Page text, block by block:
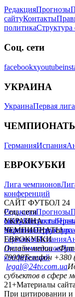
РедакцияПрогнозы
сайтуКонтакты
политикаСтруктура
Соц. сети
facebookxyoutube
УКРАИНА
УкраинаПервая лига
ГерманияИспания
ЕВРОКУБКИ
Лига чемпионов
конференций
САЙТ ФУТБОЛ 24
РедакцияПрогнозы
сайтуКонтакты
политикаСтруктура
Соц. сети
facebookxyoutube
УКРАИНА
УкраинаПервая лига
ЧЕМПИОНАТЫ
ГерманияИспания
ЕВРОКУБКИ
Лига чемпионов
конференций
Онлайн-медиа
79008Телефон +380
legal@24tv.com.ua
субъектов в сфере
21+Материалы
При цитировании и